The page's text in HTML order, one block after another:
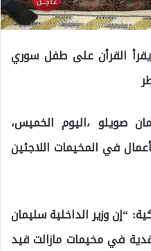
يقرأ القرأن على طفل سوري
صويلو ،اليوم الخميس،
في المخيمات اللاجئين
“إن وزير الداخلية سليمان
في مخيمات مازالت قيد